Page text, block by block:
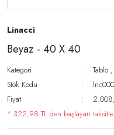
Linacci
Beyaz - 40 X 40
Kategori Tablo
Stok Kodu
Fiyat
* 322,98 TL den başlayan